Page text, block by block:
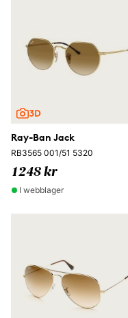
Ray-Ban Jack
RB3565 001/51 5320
1248 kr
I webblager